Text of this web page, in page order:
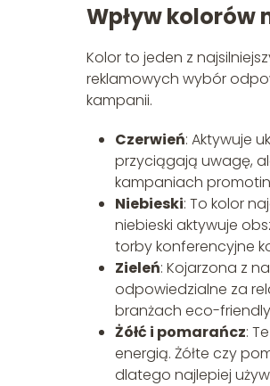
Wpływ kolorów
Kolor to jeden z
reklamowych wybór
kampanii.
Czerwień: Aktywuje
przyciągają uwagę,
kampaniach
Niebieski: To kolor
niebieski aktywuje
torby konferencyjne
Zieleń: Kojarzona z
odpowiedzialne za
branżach eco-
Żółć i pomarańcz:
energią. Żółte czy
dlatego najlepiej